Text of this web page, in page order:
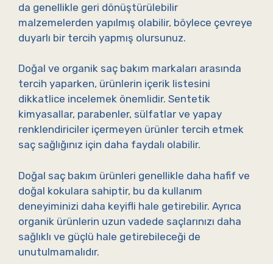
da genellikle geri dönüştürülebilir
malzemelerden yapılmış olabilir, böylece çevreye
duyarlı bir tercih yapmış olursunuz.
Doğal ve organik saç bakım markaları arasında
tercih yaparken, ürünlerin içerik listesini
dikkatlice incelemek önemlidir. Sentetik
kimyasallar, parabenler, sülfatlar ve yapay
renklendiriciler içermeyen ürünler tercih etmek
saç sağlığınız için daha faydalı olabilir.
Doğal saç bakım ürünleri genellikle daha hafif ve
doğal kokulara sahiptir, bu da kullanım
deneyiminizi daha keyifli hale getirebilir. Ayrıca
organik ürünlerin uzun vadede saçlarınızı daha
sağlıklı ve güçlü hale getirebileceği de
unutulmamalıdır.